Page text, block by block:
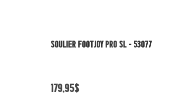
Vue rapide
SOULIER FOOTJOY PRO SL - 53077
179,95$